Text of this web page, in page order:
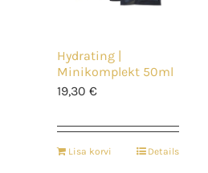
Hydrating |
Minikomplekt 50ml
19,30 €
Lisa korvi Details